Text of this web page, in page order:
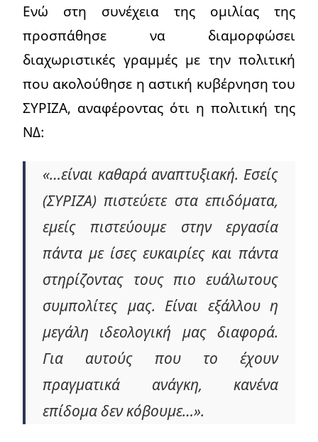
Ενώ στη συνέχεια της ομιλίας της
προσπάθησε να διαμορφώσει
διαχωριστικές γραμμές με την πολιτική
που ακολούθησε η αστική κυβέρνηση του
ΣΥΡΙΖΑ, αναφέροντας ότι η πολιτική της
ΝΔ:
«…είναι καθαρά αναπτυξιακή. Εσείς
(ΣΥΡΙΖΑ) πιστεύετε στα επιδόματα,
εμείς πιστεύουμε στην εργασία
πάντα με ίσες ευκαιρίες και πάντα
στηρίζοντας τους πιο ευάλωτους
συμπολίτες μας. Είναι εξάλλου η
μεγάλη ιδεολογική μας διαφορά.
Για αυτούς που το έχουν
πραγματικά ανάγκη, κανένα
επίδομα δεν κόβουμε…».